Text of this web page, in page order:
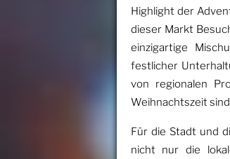
Highlight der
dieser Markt
einzigartige
festlicher
von regionalen
Weihnachtszeit
Für die Stadt und
nicht nur die